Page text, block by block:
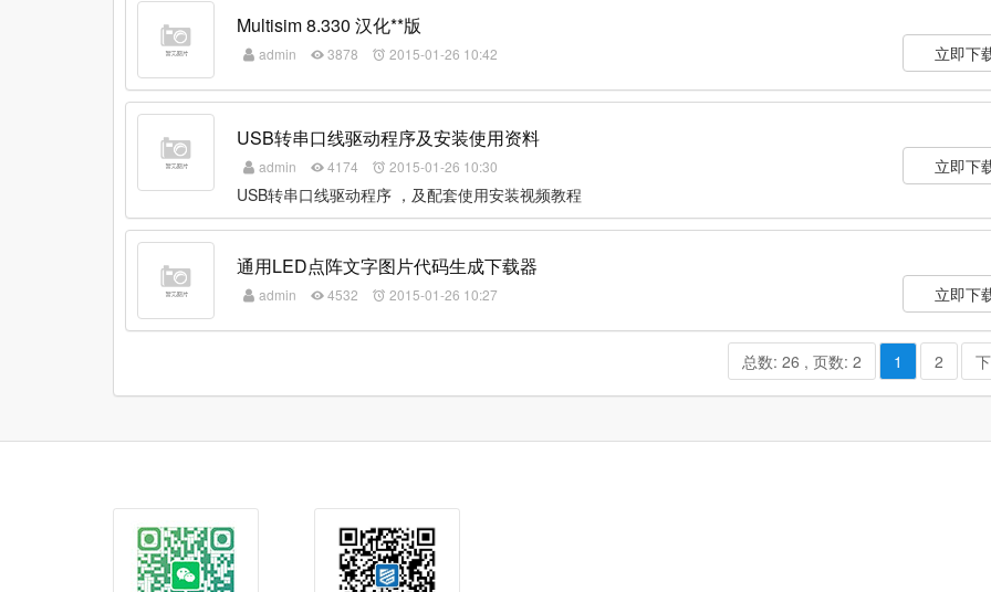
Multisim 8.330 汉化**版
admin 3878 2015-01-26 10:42 立即下
USB转串口线驱动程序及安装使用资料
admin 4174 2015-01-26 10:30
USB转串口线驱动程序 ，及配套使用安装视频教程
立即下
通用LED点阵文字图片代码生成下载器
admin 4532 2015-01-26 10:27 立即下
总数: 26 , 页数: 2 1 2